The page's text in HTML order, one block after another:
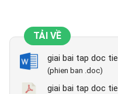
TẢI VỀ
giai bai tap doc
(phien ban .doc)
giai bai tap doc